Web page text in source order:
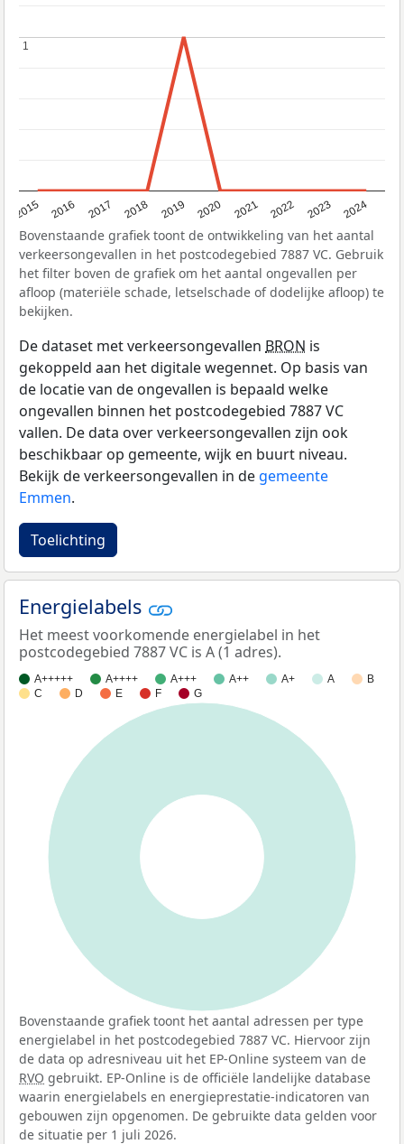
2015 2016 2017 2018 2019 2020 2021 2022 2023 2024
1
1
Bovenstaande grafiek toont de ontwikkeling van het aantal
verkeersongevallen in het postcodegebied 7887 VC. Gebruik
het filter boven de grafiek om het aantal ongevallen per
afloop (materiële schade, letselschade of dodelijke afloop) te
bekijken.
De dataset met verkeersongevallen BRON is
gekoppeld aan het digitale wegennet. Op basis van
de locatie van de ongevallen is bepaald welke
ongevallen binnen het postcodegebied 7887 VC
vallen. De data over verkeersongevallen zijn ook
beschikbaar op gemeente, wijk en buurt niveau.
Bekijk de verkeersongevallen in de gemeente
Emmen.
Toelichting
Energielabels
Het meest voorkomende energielabel in het
postcodegebied 7887 VC is A (1 adres).
A+++++ A++++ A+++ A++ A+ A
B
C
D E F G
Bovenstaande grafiek toont het aantal adressen per type
energielabel in het postcodegebied 7887 VC. Hiervoor zijn
de data op adresniveau uit het EP-Online systeem van de
RVO gebruikt. EP-Online is de officiële landelijke database
waarin energielabels en energieprestatie-indicatoren van
gebouwen zijn opgenomen. De gebruikte data gelden voor
de situatie per 1 juli 2026.